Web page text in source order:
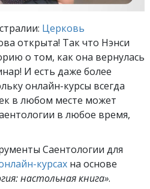
Церковь
открыта! Так что Нэнси
о том, как она вернулась
И есть даже более
онлайн-курсы всегда
в любом месте может
в любое время,
Саентологии для
курсах на основе
настольная книга».